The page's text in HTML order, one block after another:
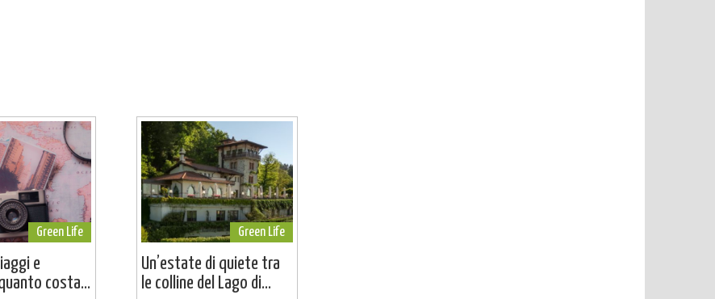
Green Life
e
costa...
Green Life
Un’estate di quiete tra
le colline del Lago di...